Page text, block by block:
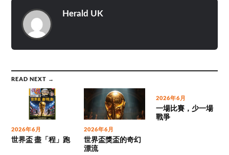
Herald UK
READ NEXT →
2026年6月
世界盃 盡「程」跑
2026年6月
世界盃獎盃的奇幻
漂流
2026年6月
一場比賽，少一場
戰爭